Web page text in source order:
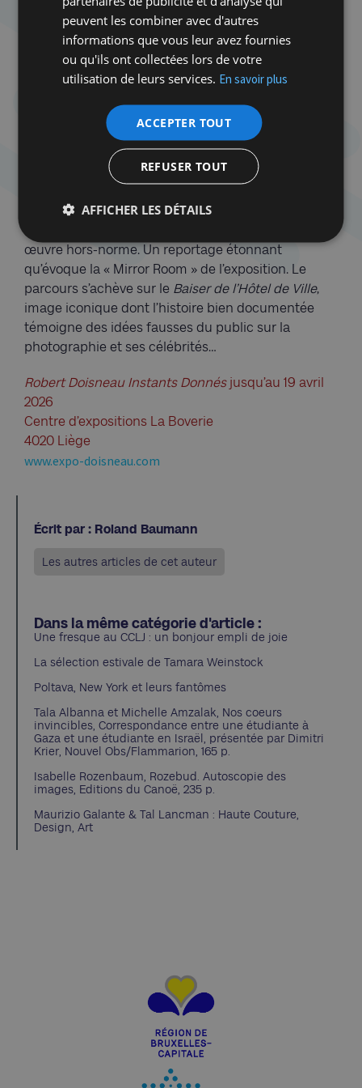
de Paris à l’Exposition universelle de Bruxelles en
1958, Doisneau photographie le pavillon américain
avec son défilé des mannequins devant la fresque
de Saul Steinberg. Artiste juif, né en Hongrie,
Tour cybernétique, spatiodynamique et sonore
inaugurée en juin 1961, dans le parc de la Boverie, à
proximité du Palais des Congrès dont la façade sert
d’écran aux projections nocturnes du « spectacle
photographies noir et blanc et en couleurs de
œuvre hors-norme. Un reportage étonnant
qu’évoque la « Mirror Room » de l’exposition. Le
parcours s’achève sur le Baiser de l’Hôtel de Ville,
image iconique dont l’histoire bien documentée
témoigne des idées fausses du public sur la
photographie et ses célébrités…
Robert Doisneau Instants Donnés jusqu’au 19 avril
2026
Centre d’expositions La Boverie
4020 Liège
www.expo-doisneau.com
Écrit par : Roland Baumann
Les autres articles de cet auteur
Dans la même catégorie d'article :
Une fresque au CCLJ : un bonjour empli de joie
La sélection estivale de Tamara Weinstock
Poltava, New York et leurs fantômes
Tala Albanna et Michelle Amzalak, Nos coeurs
invincibles, Correspondance entre une étudiante à
Gaza et une étudiante en Israël, présentée par Dimitri
Krier, Nouvel Obs/Flammarion, 165 p.
Isabelle Rozenbaum, Rozebud. Autoscopie des
images, Editions du Canoë, 235 p.
Maurizio Galante & Tal Lancman : Haute Couture,
Design, Art
peuvent les combiner avec d'autres
informations que vous leur avez fournies
ou qu'ils ont collectées lors de votre
utilisation de leurs services. En savoir plus
ACCEPTER TOUT
REFUSER TOUT
AFFICHER LES DÉTAILS